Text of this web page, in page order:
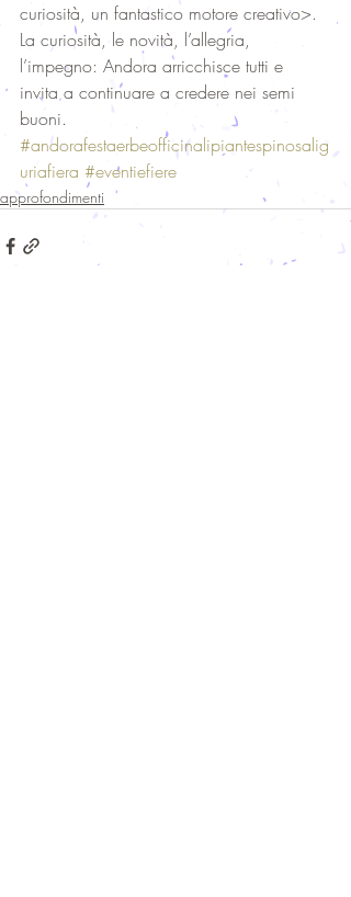
curiosità, un fantastico motore creativo>.
La curiosità, le novità, l’allegria,
l’impegno: Andora arricchisce tutti e
invita a continuare a credere nei semi
buoni.
#andorafestaerbeofficinalipiantespinosalig
uriafiera #eventiefiere
approfondimenti